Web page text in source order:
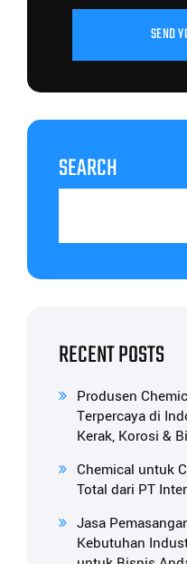
SEND
SEARCH
RECENT POSTS
Produsen
Terpercaya di
Kerak, Korosi &
Chemical untuk
Total dari PT
Jasa
Kebutuhan